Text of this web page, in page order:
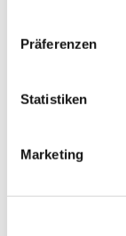
Präferenzen
Statistiken
Marketing